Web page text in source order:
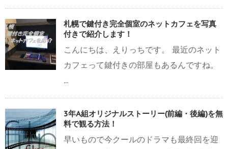
札幌で鍵付き完全個室のネットカフェを写真
付きで紹介します！
こんにちは、えりっちです。 最近のネット
カフェって鍵付きの部屋もあるんですね。
...
3年A組オリジナルストーリー(前編・後編)を無
料で観る方法！
早いもので今クールのドラマも最終回を迎